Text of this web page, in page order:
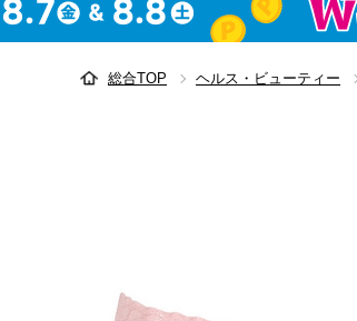
総合TOP ヘルス・ビューティー